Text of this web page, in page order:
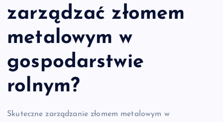
zarządzać złomem
metalowym w
gospodarstwie
rolnym?
Skuteczne zarządzanie złomem metalowym w